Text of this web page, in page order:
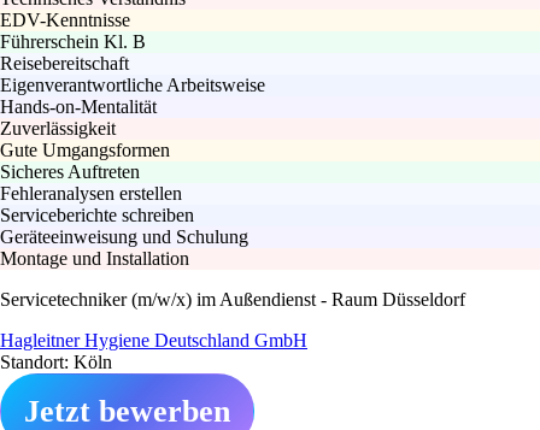
EDV-Kenntnisse
Führerschein Kl. B
Reisebereitschaft
Eigenverantwortliche Arbeitsweise
Hands-on-Mentalität
Zuverlässigkeit
Gute Umgangsformen
Sicheres Auftreten
Fehleranalysen erstellen
Serviceberichte schreiben
Geräteeinweisung und Schulung
Montage und Installation
Servicetechniker (m/w/x) im Außendienst - Raum Düsseldorf
Hagleitner Hygiene Deutschland GmbH
Standort: Köln
Jetzt bewerben